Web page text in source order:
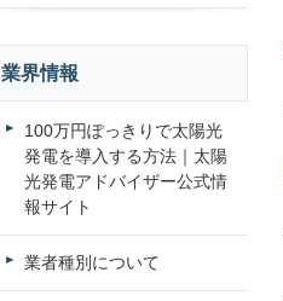
業界情報
100万円ぽっきりで太陽光
発電を導入する方法｜太陽
光発電アドバイザー公式情
報サイト
業者種別について